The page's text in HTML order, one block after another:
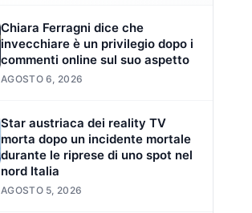
Chiara Ferragni dice che
invecchiare è un privilegio dopo i
commenti online sul suo aspetto
AGOSTO 6, 2026
Star austriaca dei reality TV
morta dopo un incidente mortale
durante le riprese di uno spot nel
nord Italia
AGOSTO 5, 2026